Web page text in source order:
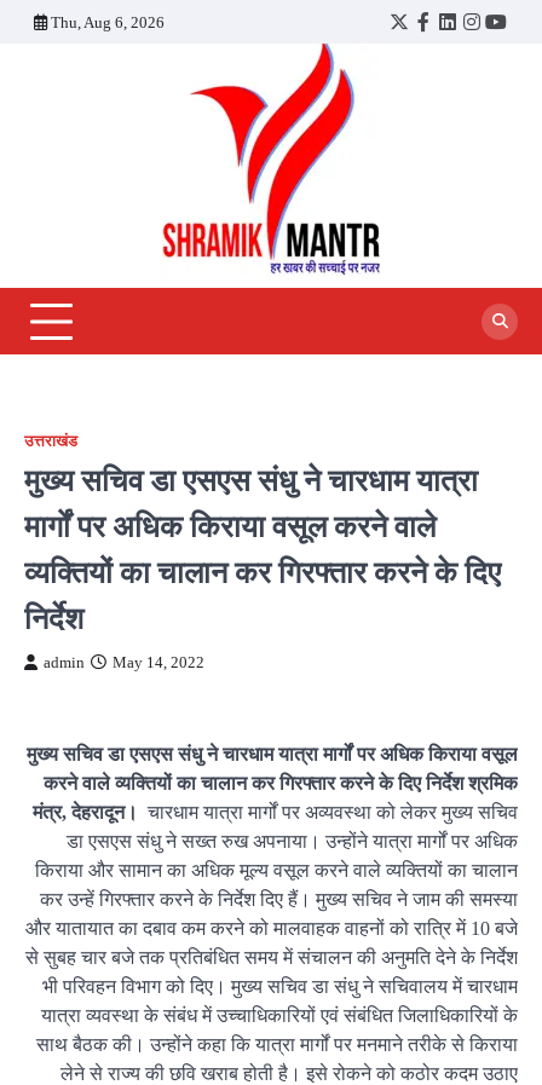
Thu, Aug 6, 2026
Twitter
Facebook
LinkedIn
उत्तराखंड
मुख्य सचिव डा एसएस संधु ने चारधाम यात्रा
मार्गों पर अधिक किराया वसूल करने वाले
व्यक्तियों का चालान कर गिरफ्तार करने के दिए
निर्देश
admin May 14, 2022
मुख्य सचिव डा एसएस संधु ने चारधाम यात्रा मार्गों पर अधिक किराया वसूल
करने वाले व्यक्तियों का चालान कर गिरफ्तार करने के दिए निर्देशश्रमिक
मंत्र, देहरादून। चारधाम यात्रा मार्गों पर अव्यवस्था को लेकर मुख्य सचिव
डा एसएस संधु ने सख्त रुख अपनाया। उन्होंने यात्रा मार्गों पर अधिक
किराया और सामान का अधिक मूल्य वसूल करने वाले व्यक्तियों का चालान
कर उन्हें गिरफ्तार करने के निर्देश दिए हैं। मुख्य सचिव ने जाम की समस्या
और यातायात का दबाव कम करने को मालवाहक वाहनों को रात्रि में 10 बजे
से सुबह चार बजे तक प्रतिबंधित समय में संचालन की अनुमति देने के निर्देश
भी परिवहन विभाग को दिए। मुख्य सचिव डा संधु ने सचिवालय में चारधाम
यात्रा व्यवस्था के संबंध में उच्चाधिकारियों एवं संबंधित जिलाधिकारियों के
साथ बैठक की। उन्होंने कहा कि यात्रा मार्गों पर मनमाने तरीके से किराया
लेने से राज्य की छवि खराब होती है। इसे रोकने को कठोर कदम उठाए